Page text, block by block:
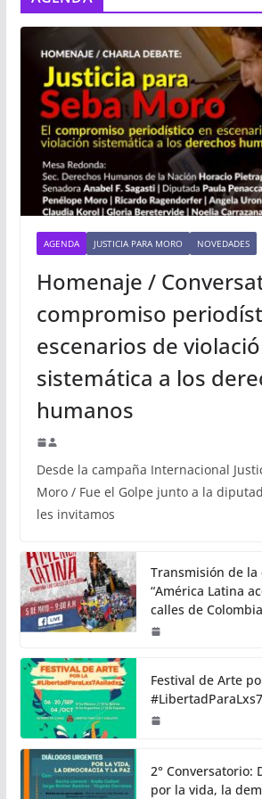
o
AGENDA JUSTICIA PARA MORO NOVEDADES
Homenaje /
compromiso
escenarios de
sistemática a los
humanos
Desde la campaña Internacional
Moro / Fue el Golpe junto a la
les invitamos
Transmisión de la
“América Latina
calles de
Festival de Arte
2° Conversatorio:
por la vida, la